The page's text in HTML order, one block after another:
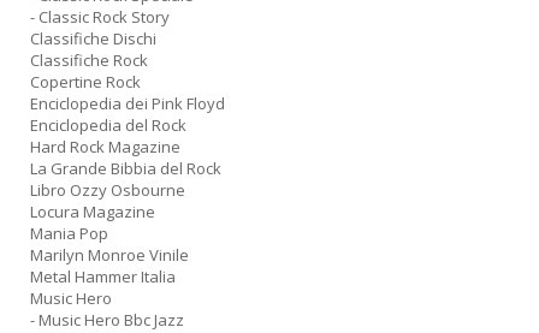
- Classic Rock Story
Classifiche Dischi
Classifiche Rock
Copertine Rock
Enciclopedia dei Pink Floyd
Enciclopedia del Rock
Hard Rock Magazine
La Grande Bibbia del Rock
Libro Ozzy Osbourne
Locura Magazine
Mania Pop
Marilyn Monroe Vinile
Metal Hammer Italia
Music Hero
- Music Hero Bbc Jazz